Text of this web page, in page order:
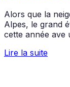
Alors que la
Alpes, le grand
cette année ave
Lire la suite